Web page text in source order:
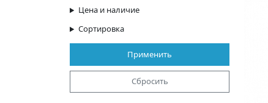
Цена и наличие
Сортировка
Применить
Сбросить